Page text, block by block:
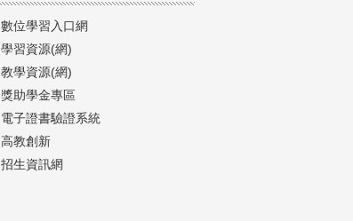
數位學習入口網
學習資源(網)
教學資源(網)
獎助學金專區
電子證書驗證系統
高教創新
招生資訊網